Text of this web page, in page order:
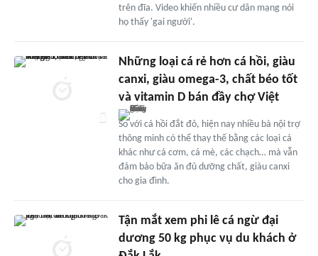
trên đĩa. Video khiến nhiều cư dân mạng nói
họ thấy 'gai người'.
Những loại cá rẻ hơn cá hồi, giàu
canxi, giàu omega-3, chất béo tốt
và vitamin D bán đầy chợ Việt
So với cá hồi đắt đỏ, hiện nay nhiều bà nội trợ
thông minh có thể thay thế bằng các loại cá
khác như cá cơm, cá mè, các chạch… mà vẫn
đảm bảo bữa ăn đủ dưỡng chất, giàu canxi
cho gia đình.
Tận mắt xem phi lê cá ngừ đại
dương 50 kg phục vụ du khách ở